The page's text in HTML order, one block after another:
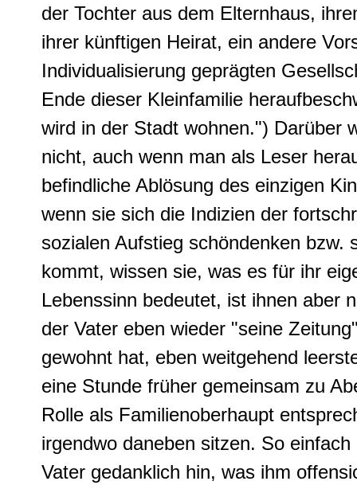
der Tochter aus dem Elternhaus,
ihrer künftigen Heirat, ein andere
Individualisierung geprägten
Ende dieser Kleinfamilie
wird in der Stadt wohnen.") Darüber
nicht, auch wenn man als Leser
befindliche Ablösung des einzigen
wenn sie sich die Indizien der
sozialen Aufstieg schöndenken
kommt, wissen sie, was es für ihr
Lebenssinn bedeutet, ist ihnen aber
der Vater eben wieder "seine
gewohnt hat, eben weitgehend
eine Stunde früher gemeinsam zu
Rolle als Familienoberhaupt
irgendwo daneben sitzen. So
Vater gedanklich hin, was ihm